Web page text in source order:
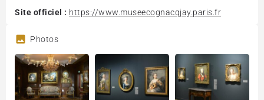
Site officiel : https://www.museecognacqjay.paris.fr
Photos